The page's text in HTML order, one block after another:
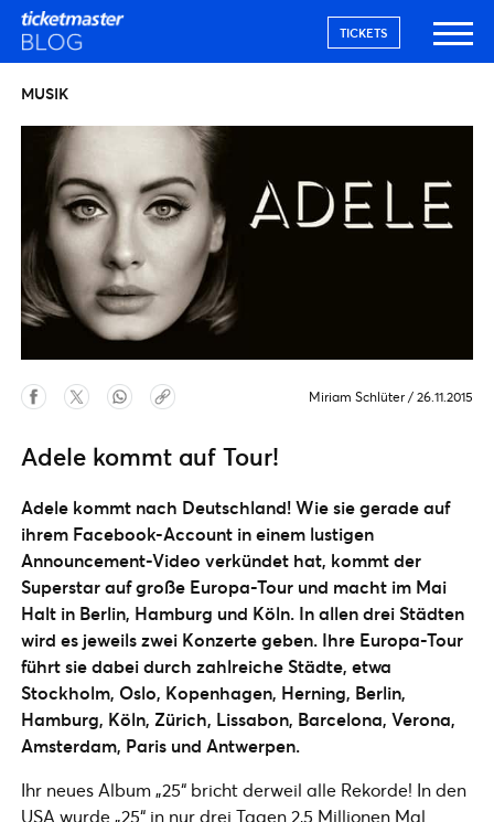
TICKETS
MUSIK
Miriam Schlüter / 26.11.2015
Adele kommt auf Tour!
Adele kommt nach Deutschland! Wie sie gerade auf
ihrem Facebook-Account in einem lustigen
Announcement-Video verkündet hat, kommt der
Superstar auf große Europa-Tour und macht im Mai
Halt in Berlin, Hamburg und Köln. In allen drei Städten
wird es jeweils zwei Konzerte geben. Ihre Europa-Tour
führt sie dabei durch zahlreiche Städte, etwa
Stockholm, Oslo, Kopenhagen, Herning, Berlin,
Hamburg, Köln, Zürich, Lissabon, Barcelona, Verona,
Amsterdam, Paris und Antwerpen.
Ihr neues Album „25“ bricht derweil alle Rekorde! In den
USA wurde „25“ in nur drei Tagen 2,5 Millionen Mal